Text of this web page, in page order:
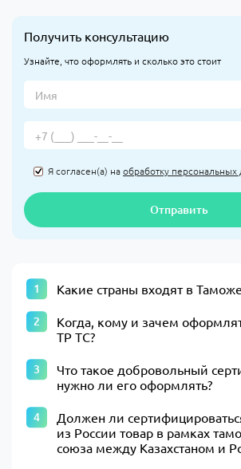
Получить консультацию
Узнайте, что оформлять и сколько это стоит
Я согласен(а) наобработку персональных
Отправить
Какие страны входят в
Когда, кому и зачем
ТР ТС?
Что такое добровольный
нужно ли его оформлять?
Должен ли
из России товар в рамках
союза между Казахстаном и